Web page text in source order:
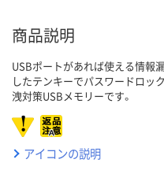
商品説明
USBポートがあれば使える情報
したテンキーでパスワードロッ
洩対策USBメモリーです。
アイコンの説明